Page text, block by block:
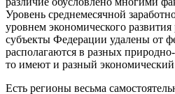
Уровень среднемесячной
уровнем экономического
субъекты Федерации удалены от
располагаются в разных
то имеют и разный
Есть регионы весьма